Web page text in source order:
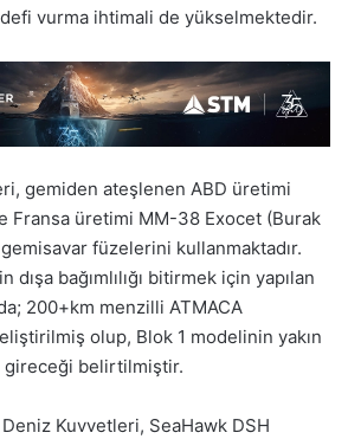
vurma ihtimali de yükselmektedir.
gemiden ateşlenen ABD üretimi
Fransa üretimi MM-38 Exocet (Burak
gemisavar füzelerini kullanmaktadır.
dışa bağımlılığı bitirmek için yapılan
200+km menzilli ATMACA
olup, Blok 1 modelinin yakın
gireceği belirtilmiştir.
Deniz Kuvvetleri, SeaHawk DSH